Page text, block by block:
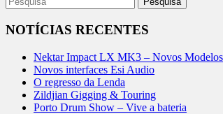
NOTÍCIAS RECENTES
Nektar Impact LX MK3 – Novos Modelos
Novos interfaces Esi Audio
O regresso da Lenda
Zildjian Gigging & Touring
Porto Drum Show – Vive a bateria